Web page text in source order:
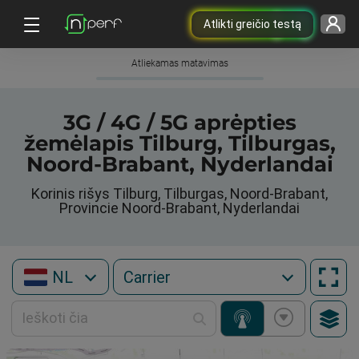
Atlikti greičio testą
Atliekamas matavimas
3G / 4G / 5G aprėpties
žemėlapis Tilburg, Tilburgas,
Noord-Brabant, Nyderlandai
Korinis rišys Tilburg, Tilburgas, Noord-Brabant,
Provincie Noord-Brabant, Nyderlandai
NL